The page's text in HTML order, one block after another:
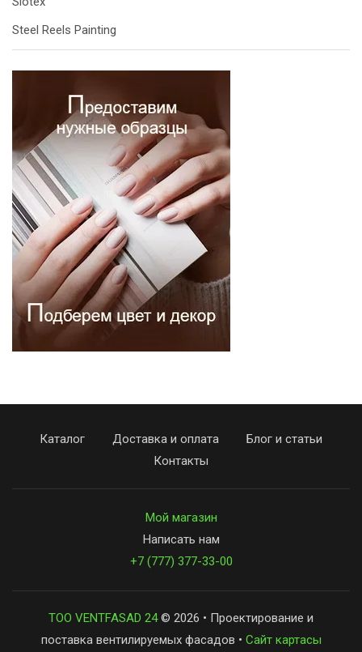
Steel Reels Painting
Каталог Доставка и оплата
Блог и статьи
Контакты
Мой магазин
Написать нам
+7 (777) 377-33-00
ТОО VENTFASAD 24© 2026 • Проектирование и
поставка вентилируемых фасадов • Сайт картасы